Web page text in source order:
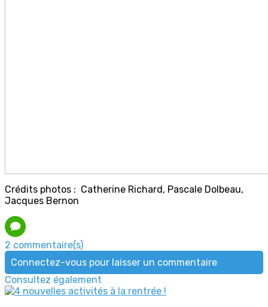
Crédits photos : Catherine Richard, Pascale Dolbeau,
Jacques Bernon
2 commentaire(s)
Connectez-vous pour laisser un commentaire
Consultez également